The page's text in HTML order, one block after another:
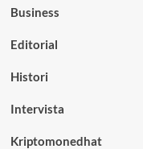
Business
Editorial
Histori
Intervista
Kriptomonedhat